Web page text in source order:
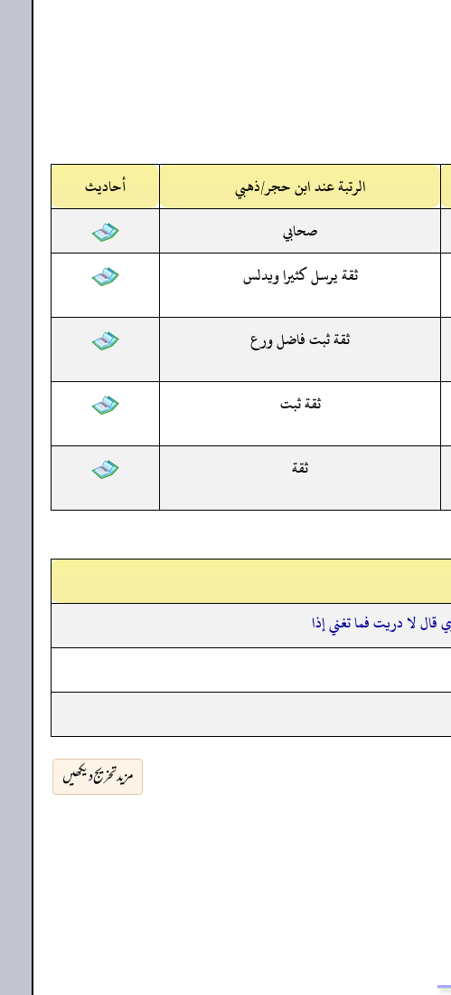
الرتبة عند ابن حجر/ذهبي
أحاديث
صحابي
ثقة يرسل كثيرا ويدلس
ثقة ثبت فاضل ورع
ثقة ثبت
ثقة
لا دريت فما تغني إذا
مزید تخریج دیکھیں